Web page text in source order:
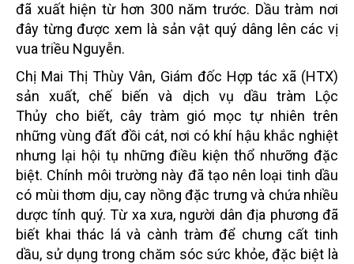
đã xuất hiện từ hơn 300 năm trước. Dầu tràm nơi
đây từng được xem là sản vật quý dâng lên các vị
vua triều Nguyễn.
Chị Mai Thị Thùy Vân, Giám đốc Hợp tác xã (HTX)
sản xuất, chế biến và dịch vụ dầu tràm Lộc
Thủy cho biết, cây tràm gió mọc tự nhiên trên
những vùng đất đồi cát, nơi có khí hậu khắc nghiệt
nhưng lại hội tụ những điều kiện thổ nhưỡng đặc
biệt. Chính môi trường này đã tạo nên loại tinh dầu
có mùi thơm dịu, cay nồng đặc trưng và chứa nhiều
dược tính quý. Từ xa xưa, người dân địa phương đã
biết khai thác lá và cành tràm để chưng cất tinh
dầu, sử dụng trong chăm sóc sức khỏe, đặc biệt là